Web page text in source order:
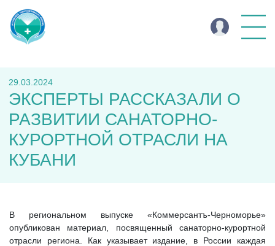
29.03.2024
ЭКСПЕРТЫ РАССКАЗАЛИ О
РАЗВИТИИ САНАТОРНО-
КУРОРТНОЙ ОТРАСЛИ НА
КУБАНИ
В региональном выпуске «Коммерсантъ-Черноморье»
опубликован материал, посвященный санаторно-курортной
отрасли региона. Как указывает издание, в России каждая